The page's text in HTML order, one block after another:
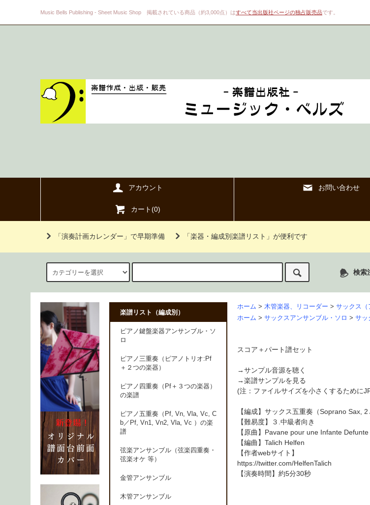
Music Bells Publishing - Sheet Music Shop 掲載されている商品（約3,000点）はすべて当出版社ページの独占販売品です。
アカウント お問い合わせ
カート(0)
「演奏計画カレンダー」で早期準備 「楽器・編成別楽譜リスト」が便利です
検索
ホーム > 木管楽器、リコーダー > サックス（
ホーム > サックスアンサンブル・ソロ > サッ
スコア＋パート譜セット
→サンプル音源を聴く
→楽譜サンプルを見る
(注：ファイルサイズを小さくするために
【編成】 サックス五重奏 （Soprano Sax,
【難易度】３.中級者向き
【原曲】 Pavane pour une Infante Defunte
【編曲】 Talich Helfen
【作者webサイト】
https://twitter.com/HelfenTalich
【演奏時間】約5分30秒
楽譜リスト（編成別）
ピアノ鍵盤楽器アンサンブル・ソ
ロ
ピアノ三重奏（ピアノトリオ:Pf
＋２つの楽器）
ピアノ四重奏（Pf＋３つの楽器）
の楽譜
ピアノ五重奏（Pf, Vn, Vla, Vc, C
b／Pf, Vn1, Vn2, Vla, Vc ）の楽
譜
弦楽アンサンブル（弦楽四重奏・
弦楽オケ 等）
金管アンサンブル
木管アンサンブル